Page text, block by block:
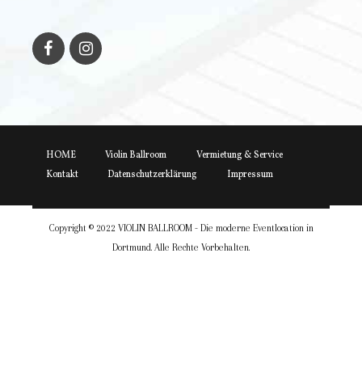
HOME Violin Ballroom
Vermietung & Service
Kontakt
Datenschutzerklärung Impressum
Copyright © 2022 VIOLIN BALLROOM - Die moderne Eventlocation in
Dortmund. Alle Rechte Vorbehalten.